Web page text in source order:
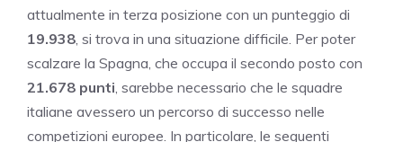
attualmente in terza posizione con un punteggio di
19.938 , si trova in una situazione difficile. Per poter
scalzare la Spagna, che occupa il secondo posto con
21.678 punti , sarebbe necessario che le squadre
italiane avessero un percorso di successo nelle
competizioni europee. In particolare, le seguenti